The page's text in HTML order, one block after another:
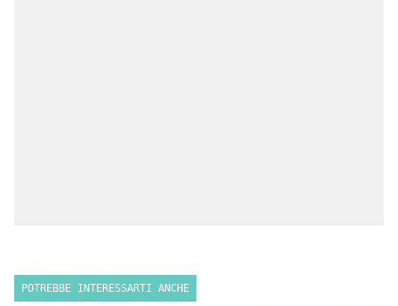
POTREBBE INTERESSARTI ANCHE